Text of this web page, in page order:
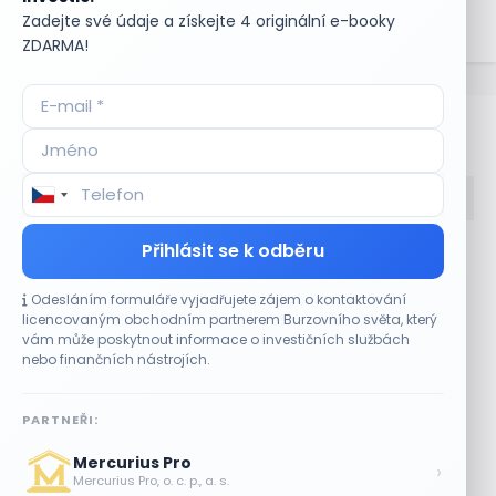
Zadejte své údaje a získejte 4 originální e-booky
ZDARMA!
Přihlásit se k odběru
Odesláním formuláře vyjadřujete zájem o kontaktování
licencovaným obchodním partnerem Burzovního světa, který
vám může poskytnout informace o investičních službách
nebo finančních nástrojích.
PARTNEŘI:
Mercurius Pro
Mercurius Pro, o. c. p., a. s. ›
správnému fungování a stabilitě finančního trhu.
Bullionářův slovníček
Accumulate
ADR (Americké
depozitní certifikáty)
Advokátní úschova
Akcie
Akcie prioritní
Akciové riziko (Risk On
Shares)
Komoditní trhy
Komunální dluhopisy
Kontinuální režim
Konvertibilní obligace
Korporátní dluhopisy